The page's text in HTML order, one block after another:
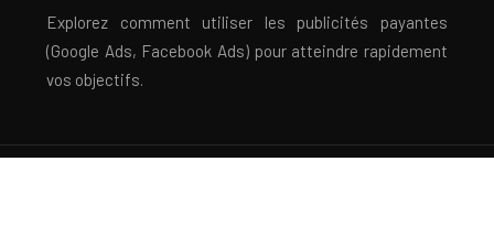
Explorez comment utiliser les publicités payantes
(Google Ads, Facebook Ads) pour atteindre rapidement
vos objectifs.